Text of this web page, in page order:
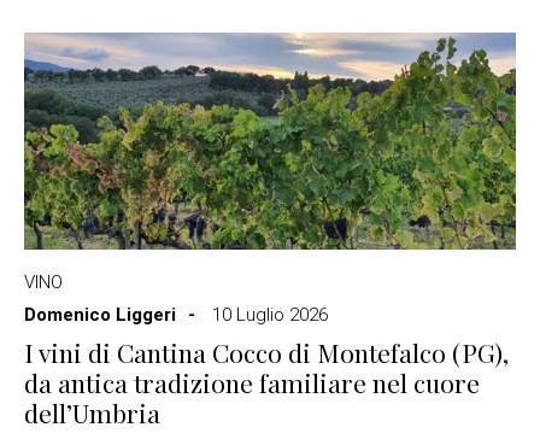
VINO
Domenico Liggeri
10 Luglio 2026
I vini di Cantina Cocco di Montefalco (PG),
da antica tradizione familiare nel cuore
dell’Umbria